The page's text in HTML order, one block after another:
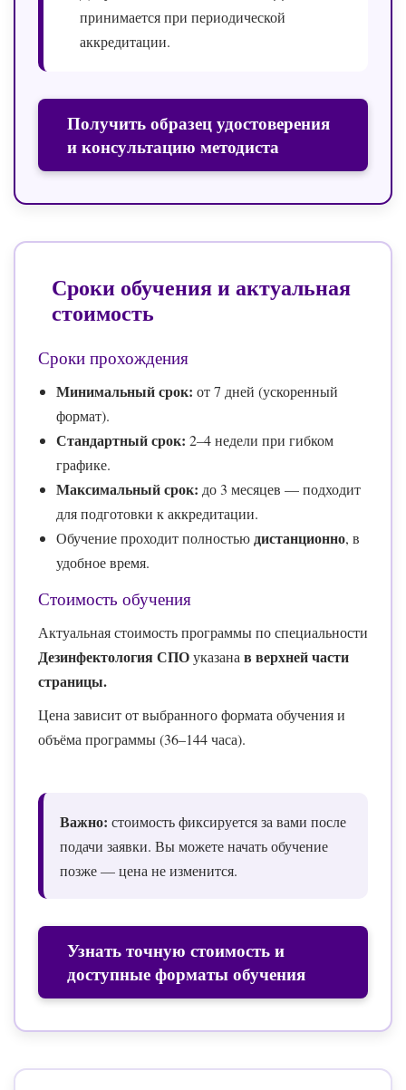
принимается при периодической
аккредитации.
Получить образец удостоверения
и консультацию методиста
Сроки обучения и актуальная
стоимость
Сроки прохождения
Минимальный срок: от 7 дней (ускоренный
формат).
Стандартный срок: 2–4 недели при гибком
графике.
Максимальный срок: до 3 месяцев — подходит
для подготовки к аккредитации.
Обучение проходит полностьюдистанционно, в
удобное время.
Стоимость обучения
Актуальная стоимость программы по специальности
Дезинфектология СПОуказана в верхней части
страницы.
Цена зависит от выбранного формата обучения и
объёма программы (36–144 часа).
Важно: стоимость фиксируется за вами после
подачи заявки. Вы можете начать обучение
позже — цена не изменится.
Узнать точную стоимость и
доступные форматы обучения